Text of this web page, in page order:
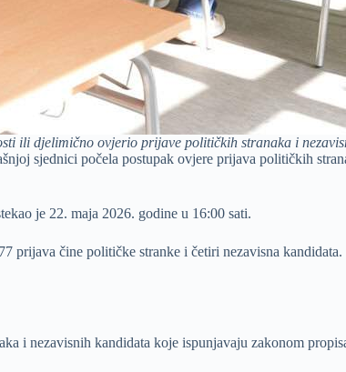
ili djelimično ovjerio prijave političkih stranaka i
sjednici počela postupak ovjere prijava političkih
je 22. maja 2026. godine u 16:00 sati.
prijava čine političke stranke i četiri nezavisna kandidata.
i nezavisnih kandidata koje ispunjavaju zakonom